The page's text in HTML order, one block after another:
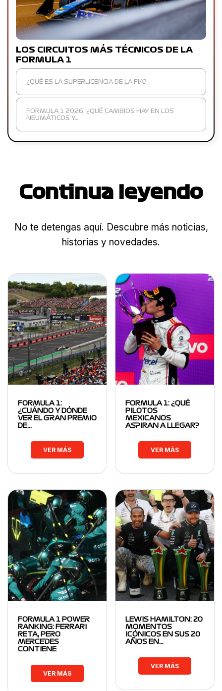
LOS CIRCUITOS MÁS TÉCNICOS DE LA
FORMULA 1
¿QUÉ ES LA SUPERLICENCIA DE LA FIA?
FORMULA 1 2026: ¿QUÉ CAMBIOS HAY EN LOS
NEUMÁTICOS Y…
Continua leyendo
No te detengas aquí. Descubre más noticias,
historias y novedades.
FORMULA 1:
¿CUÁNDO Y DÓNDE
VER EL GRAN PREMIO
DE…
VER MÁS
FORMULA 1: ¿QUÉ
PILOTOS
MEXICANOS
ASPIRAN A LLEGAR?
VER MÁS
FORMULA 1 POWER
RANKING: FERRARI
RETA, PERO
MERCEDES
CONTIENE
VER MÁS
LEWIS HAMILTON: 20
MOMENTOS
ICÓNICOS EN SUS 20
AÑOS EN…
VER MÁS